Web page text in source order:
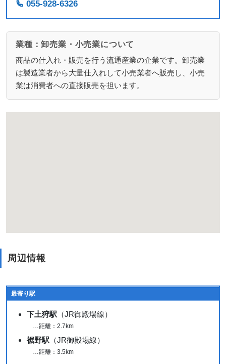
055-928-6326
業種：卸売業・小売業について
商品の仕入れ・販売を行う流通産業の企業です。卸売業
は製造業者から大量仕入れして小売業者へ販売し、小売
業は消費者への直接販売を担います。
周辺情報
最寄り駅
下土狩駅 （JR御殿場線）
…距離：2.7km
裾野駅 （JR御殿場線）
…距離：3.5km